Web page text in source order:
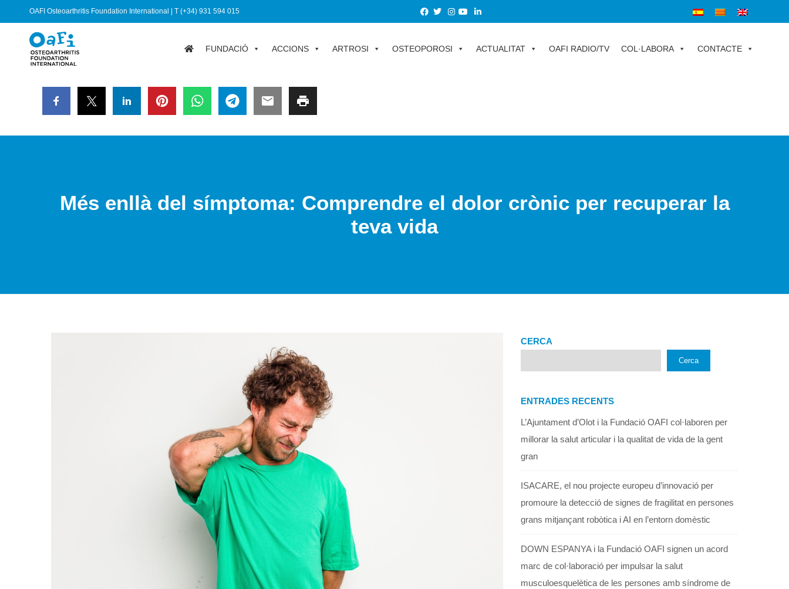
OAFI Osteoarthritis Foundation International | T (+34) 931 594 015
FUNDACIÓ ACCIONS ARTROSI OSTEOPOROSI ACTUALITAT OAFI RADIO/TV COL·LABORA CONTACTE
Més enllà del símptoma: Comprendre el dolor crònic per recuperar la
teva vida
CERCA
Cerca
ENTRADES RECENTS
L’Ajuntament d’Olot i la Fundació OAFI col·laboren per
millorar la salut articular i la qualitat de vida de la gent
gran
ISACARE, el nou projecte europeu d’innovació per
promoure la detecció de signes de fragilitat en persones
grans mitjançant robòtica i AI en l’entorn domèstic
DOWN ESPANYA i la Fundació OAFI signen un acord
marc de col·laboració per impulsar la salut
musculoesquelètica de les persones amb síndrome de